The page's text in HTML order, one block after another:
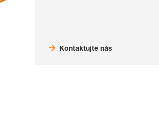
Kontaktujte nás